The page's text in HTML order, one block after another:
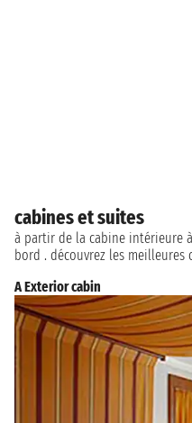
cabines et suites
à partir de la cabine intérieure
bord . découvrez les meilleures
A Exterior cabin